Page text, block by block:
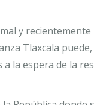
y
Tlaxcala
la espera de la